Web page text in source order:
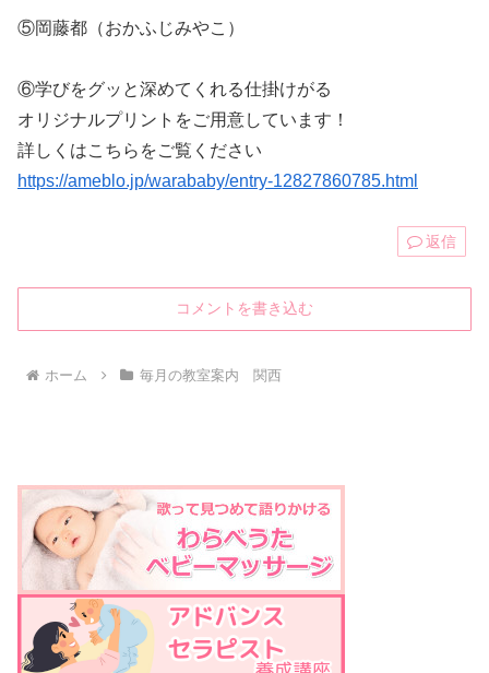
⑤岡藤都（おかふじみやこ）
⑥学びをグッと深めてくれる仕掛けがる
オリジナルプリントをご用意しています！
詳しくはこちらをご覧ください
https://ameblo.jp/warababy/entry-12827860785.html
返信
コメントを書き込む
ホーム 毎月の教室案内 関西